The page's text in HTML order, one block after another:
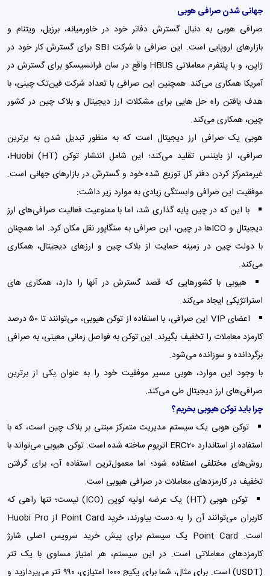
جهانی شدن صرافی هوبی
صرافی هوبی به دنبال گسترش دفاتر خود در خاورمیانه، برزیل، ویتنام و
بازارهای اروپایی است. این صرافی با شرکت SBI برای گسترش کار خود در
ژاپن، و با پلتفرم معاملاتی HBUS واقع در سان فرانسیسکو برای گسترش در
آمریکا همکاری می‌کند. همچنین این صرافی با تعداد شرکت فین‌تک چینی، با
هدف یافتن راه حل هایی برای مشکلات ارز دیجیتال و بلاک چین در کشور
چین، همکاری می‌کند.
هوبی یک صرافی ارز دیجیتال است که به منظور تبدیل شدن به برترین
صرافی، از بایننس تقلید می‌کند؛ این شامل انتشار توکن Huobi (HT)،
غیرمتمرکز کردن دفتر کل توزیع شده خود و گسترش در بازارهای جهانی است.
موفقیت این صرافی وابستگی زیادی به موارد زیر داشت:
با این که در چین پایه گذاری شد، اما با ممنوعیت فعالیت صرافی‌های ارز
دیجیتال و ICOها در چین، این صرافی به سنگاپور نقل مکان کرد. اما همچنان
با دولت چین در زمینه حمایت از بلاک چین و ارزهای دیجیتال، همکاری
می‌کند.
هیوبی با کشورهایی که قصد گسترش در آنها را دارد، همکاری های
استراتژیکی ایجاد می‌کند.
اعضای VIP این صرافی، با استفاده از توکن هیوبی، می‌توانند تا ۵۰ درصد
کارمزد معاملات را تخفیف بگیرند. این توکن به فواصل زمانی معینی، به صرافی
برگردانده و سوزانده می‌شود.
با وجود این موارد، هوبی مسیر موفقیت خود را به عنوان یکی از برترین
صرافی‌های ارز دیجیتال طی می‌کند.
چرا باید توکن هیوبی بخریم؟
توکن هوبی یک سیستم مدیریت متمرکز مبتنی بر بلاک چین است، که با
استفاده از استاندارد ERC20 اتریوم ساخته شده است. توکن هیوبی می‌تواند با
روش‌های مختلفی استفاده شود؛ اما معمول‌ترین استفاده آن، برای گرفتن
تخفیف در کارمزدهای معاملات در صرافی هیوبی است.
توکن هوبی (HT) یک عرضه اولیه کوین (ICO) نیست؛ تنها راهی که
کاربران می‌توانند آن را به دست بیاورند، خرید Point Card از Huobi Pro
است. Point Card یک سیستم برای پیش خرید سرویس اصلی شارژ
کارمزدهای معاملاتی است. در این سیستم، هر امتیاز مساوی با یک تتر
(USDT) است. برای مثال، شما برای پکیج ۱۰۰۰ امتیازی، ۹۹۰ تتر می‌پردازید و